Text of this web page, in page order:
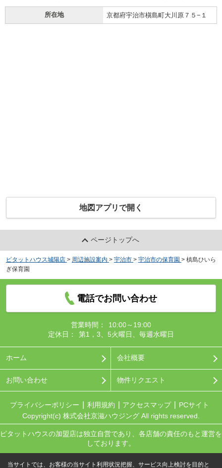
所在地 京都府宇治市槇島町大川原７５−１
地図アプリで開く
ページトップへ
ピタットハウス城陽店 > 周辺施設案内 > 宇治市 > 宇治市の保育園 > 槙島ひいら
ぎ保育園
電話でお問い合わせ
営業時間：
10:00～19:00
定休日：
第1，3、5火曜日、毎週水曜日
ホーム 会社概要
お問い合わせ 物件リクエスト
プライバシーポリシー 利用規約 アクセスマップ
PCサイト
Copyright(c) 株式会社京滋ハウジング All rights reserved.
ピタットハウスの加盟店は独立自営であり、各店舗の責任のもと運営を
しております。
当サイトでは、お客様の当サイト利用状況把握、サービス向上検討を目的と